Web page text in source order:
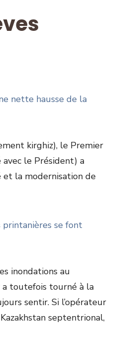
nette hausse de la
kirghiz), le Premier
le Président) a
et la modernisation de
printanières se font
inondations au
a toutefois tourné à la
sentir. Si l’opérateur
septentrional,